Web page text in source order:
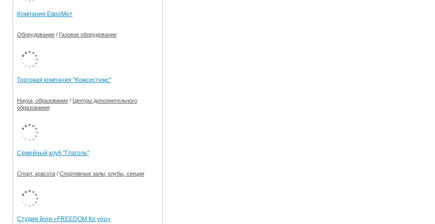
Компания ЕвроМет
Оборудование / Газовое оборудование
Торговая компания "Комсистемс"
Наука, образование / Центры дополнительного
образования
Семейный клуб "Глаголь"
Спорт, красота /Спортивные залы, клубы, секции
Студия йоги «FREEDOM for you»